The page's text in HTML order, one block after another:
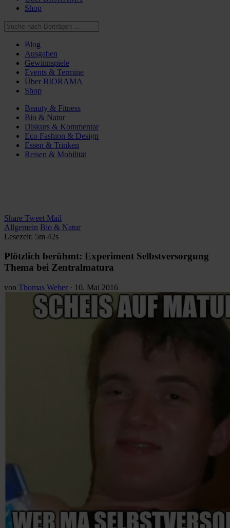
Shop
Blog
Ausgaben
Gewinnspiele
Events & Termine
Über BIORAMA
Shop
Beauty & Fitness
Bio & Natur
Diskurs & Kommentar
Eco Fashion & Design
Essen & Trinken
Reisen & Mobilität
Share Tweet Mail
Allgemein Bio & Natur
Lesezeit: 5m 42s
Plötzlich berühmt: Experiment Selbstversorgung
Thema bei Zentralmatura
von Thomas Weber · 10. Mai 2016